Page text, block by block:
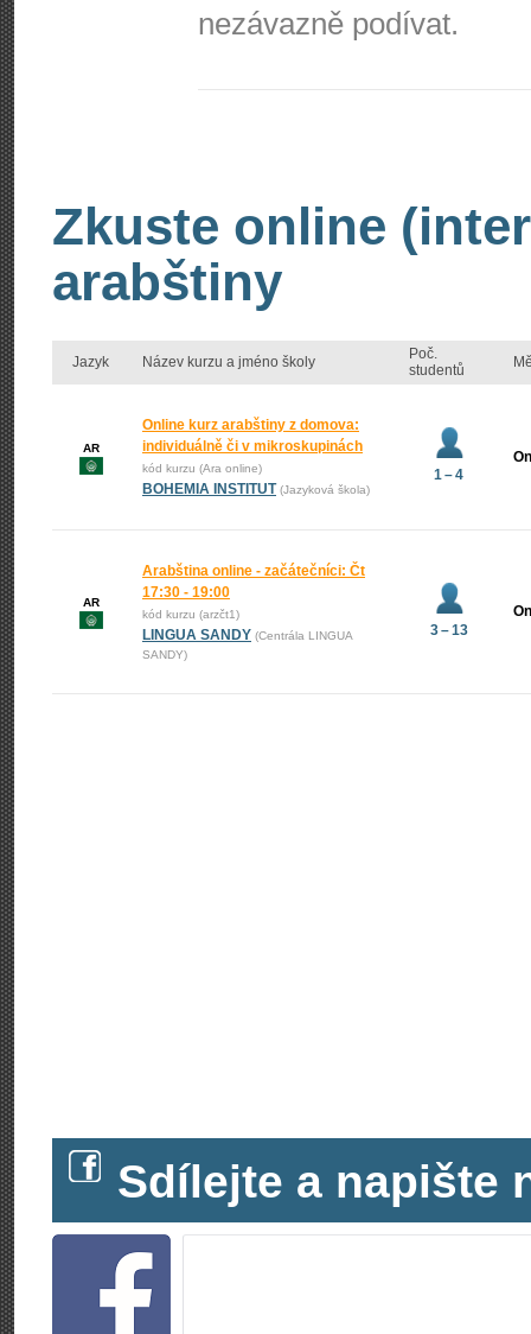
nezávazně podívat.
Zkuste online
arabštiny
Jazyk Název kurzu a jméno školy
Poč.
studentů
AR
Online kurz arabštiny z domova:
individuálně či v mikroskupinách
kód kurzu (Ara online)
BOHEMIA INSTITUT (Jazyková škola)
1 – 4
AR
Arabština online - začátečníci: Čt
17:30 - 19:00
kód kurzu (arzčt1)
LINGUA SANDY (Centrála LINGUA
SANDY)
3 – 13
Sdílejte a napište